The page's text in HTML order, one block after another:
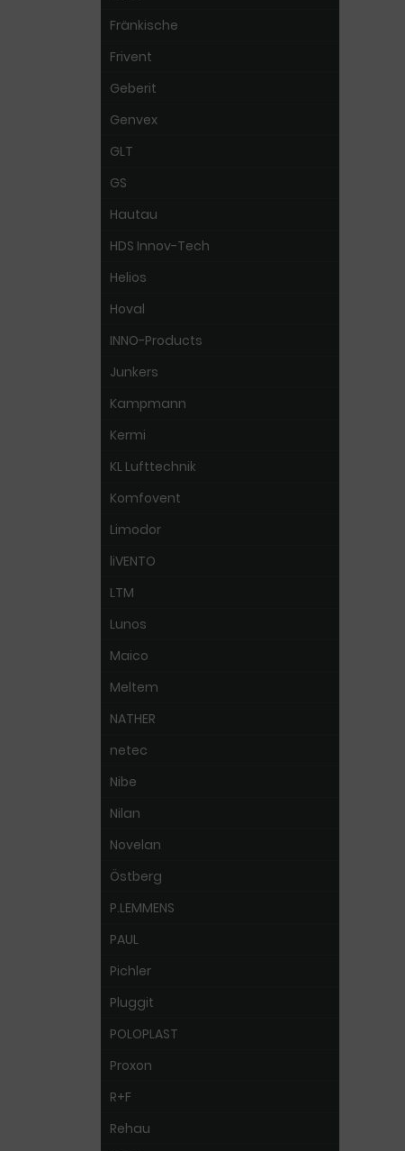
Fränkische
Frivent
Geberit
Genvex
GLT
GS
Hautau
HDS Innov-Tech
Helios
Hoval
INNO-Products
Junkers
Kampmann
Kermi
KL Lufttechnik
Komfovent
Limodor
liVENTO
LTM
Lunos
Maico
Meltem
NATHER
netec
Nibe
Nilan
Novelan
Östberg
P.LEMMENS
PAUL
Pichler
Pluggit
POLOPLAST
Proxon
R+F
Rehau